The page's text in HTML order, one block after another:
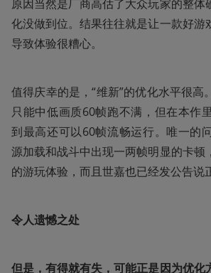
原因当然是厂商高估了大众玩家的整体
化没做到位。结果往往就是让一款好游
导致体验很糟心。
值得庆幸的是，“维新”的优化水平很高
只能中低画质60帧跑不满，但在本作
到最高还可以60帧流畅运行。唯一的
源加载和战斗中出现一两帧明显的卡顿
的游玩体验，而且世嘉也已经发公告说
令人遗憾之处
但是，有得就有失，可能正是因为优化